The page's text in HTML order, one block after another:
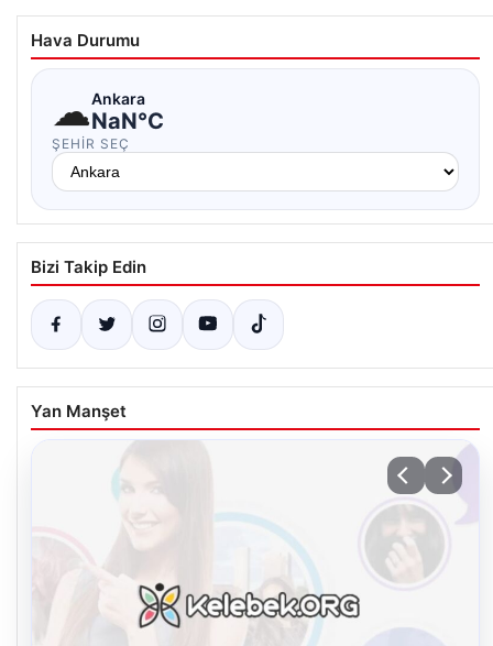
Hava Durumu
☁Ankara
NaN°C
ŞEHIR SEÇ
Bizi Takip Edin
Yan Manşet